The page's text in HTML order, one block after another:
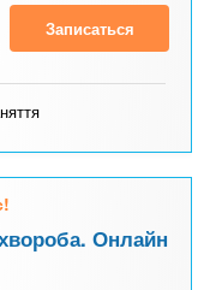
Записаться
Онлайн